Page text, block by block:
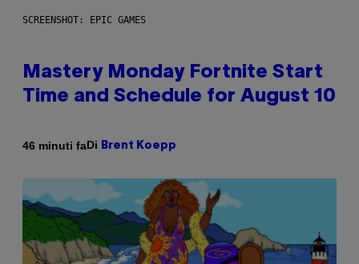
SCREENSHOT: EPIC GAMES
Mastery Monday Fortnite Start
Time and Schedule for August 10
46 minuti faDi Brent Koepp